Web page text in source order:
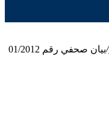
/بيان صحفي رقم 01/2012